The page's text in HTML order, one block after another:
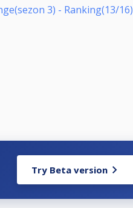
3) - Ranking(13/16)
Try Beta version